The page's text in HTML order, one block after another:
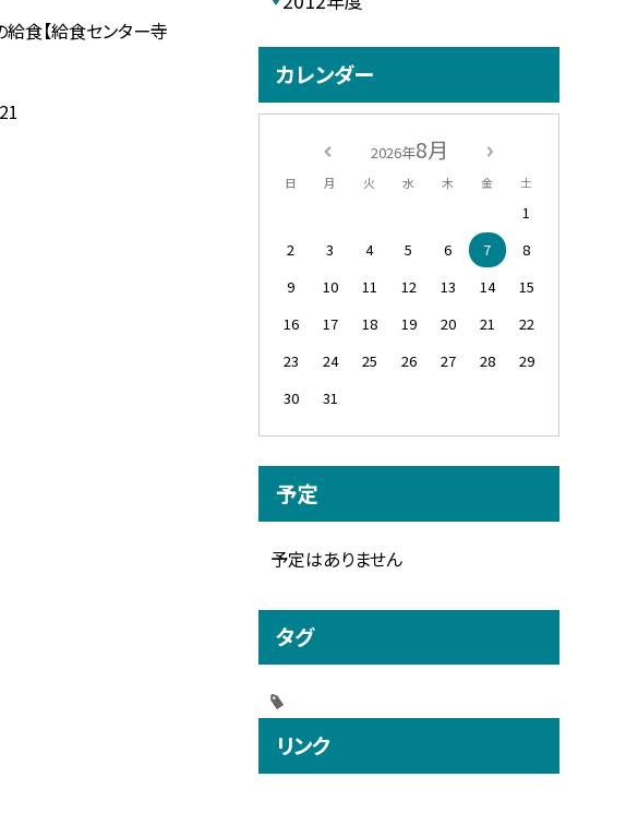
食【給食センター寺
カレンダー
2026年8月
日 月 火 水 木 金 土
1
2
3 4 5 6 7
8
9
10 11 12 13 14
15
16
17 18 19 20 21
22
23
24 25 26 27 28
29
30
31
予定
予定はありません
タグ
リンク